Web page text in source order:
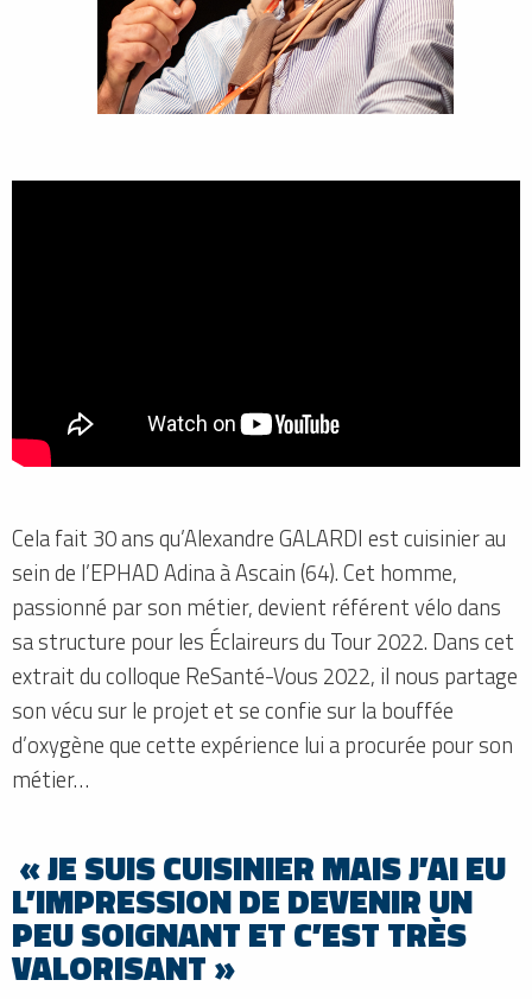
Cela fait 30 ans qu’Alexandre GALARDI est cuisinier au
sein de l’EPHAD Adina à Ascain (64). Cet homme,
passionné par son métier, devient référent vélo dans
sa structure pour les Éclaireurs du Tour 2022. Dans cet
extrait du colloque ReSanté-Vous 2022, il nous partage
son vécu sur le projet et se confie sur la bouffée
d’oxygène que cette expérience lui a procurée pour son
métier…
« JE SUIS CUISINIER MAIS J’AI EU
L’IMPRESSION DE DEVENIR UN
PEU SOIGNANT ET C’EST TRÈS
VALORISANT »